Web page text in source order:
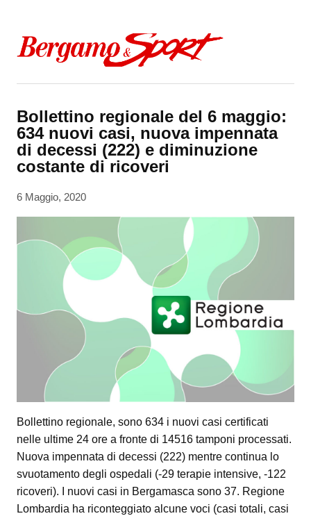
Bollettino regionale del 6 maggio:
634 nuovi casi, nuova impennata
di decessi (222) e diminuzione
costante di ricoveri
6 Maggio, 2020
Bollettino regionale, sono 634 i nuovi casi certificati
nelle ultime 24 ore a fronte di 14516 tamponi processati.
Nuova impennata di decessi (222) mentre continua lo
svuotamento degli ospedali (-29 terapie intensive, -122
ricoveri). I nuovi casi in Bergamasca sono 37. Regione
Lombardia ha riconteggiato alcune voci (casi totali, casi